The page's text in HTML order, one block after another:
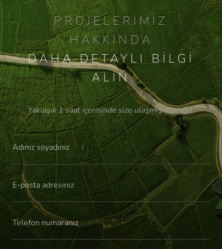
PROJELERIMIZ
HAKKINDA
DAHA DETAYLI BILGI
ALIN
Yaklaşık 1 saat içerisinde size ulaşmış olacağız.